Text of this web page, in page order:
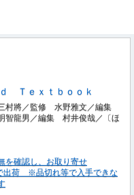
Ｔｅｘｔｂｏｏｋ
村將／監修 水野雅文／編集
智龍男／編集 村井俊哉／〔ほ
を確認し、お取り寄せ
出荷 ※品切れ等で入手できな